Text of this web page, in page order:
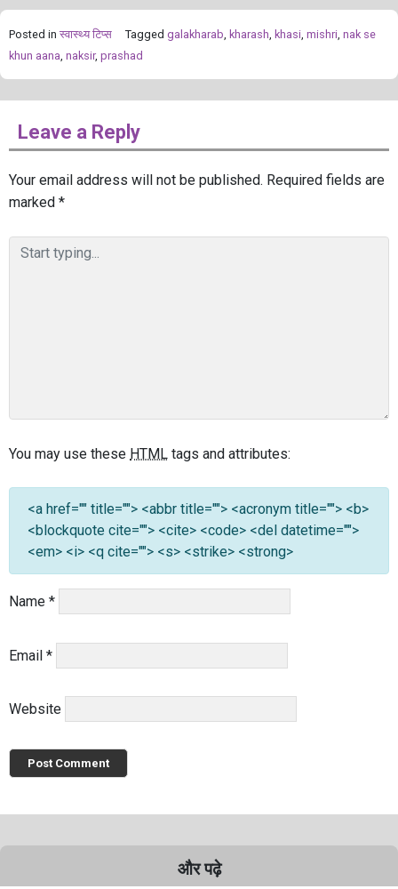
Posted in स्‍वास्‍थ्‍य टिप्‍स Tagged galakharab kharash khasi mishri nak se
khun aana naksir, prashad
Leave a Reply
Your email address will not be published. Required fields are
marked *
You may use these HTML tags and attributes:
<a href="" title=""> <abbr title=""> <acronym title=""> <b>
<blockquote cite=""> <cite> <code> <del datetime="">
<em> <i> <q cite=""> <s> <strike> <strong>
Name *
Email *
Website
और पढ़े